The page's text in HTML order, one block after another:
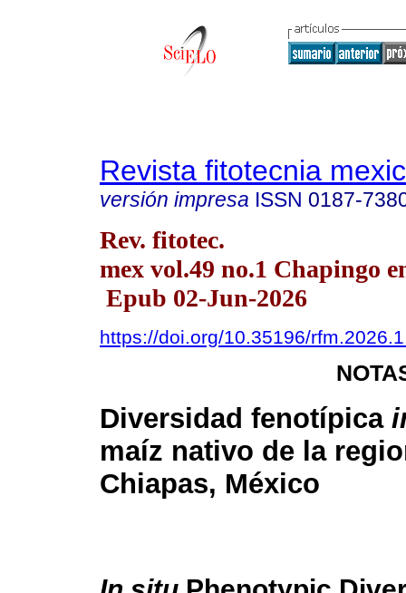
Revista fitotecnia
versión impresa ISSN 0187-
Rev. fitotec.
mex vol.49 no.1 Chapingo
Epub 02-Jun-2026
https://doi.org/10.35196/
Diversidad fenotípica
maíz nativo de la
Chiapas, México